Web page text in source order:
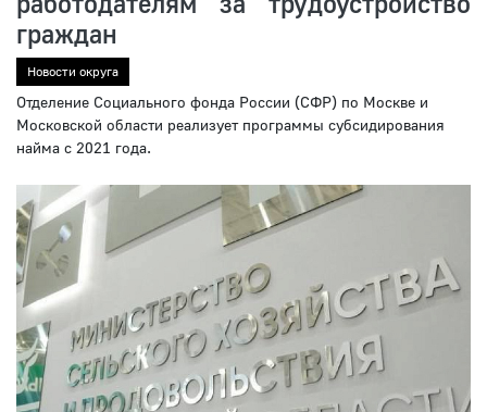
граждан
Новости округа
Отделение Социального фонда России (СФР) по Москве и
Московской области реализует программы субсидирования
найма с 2021 года.